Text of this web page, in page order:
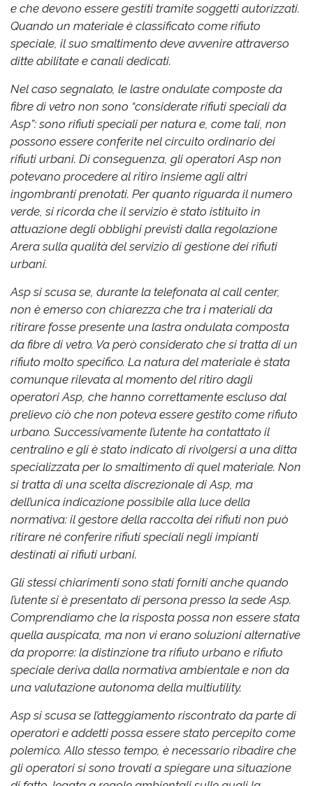
e che devono essere gestiti tramite soggetti autorizzati.
Quando un materiale è classificato come rifiuto
speciale, il suo smaltimento deve avvenire attraverso
ditte abilitate e canali dedicati.
Nel caso segnalato, le lastre ondulate composte da
fibre di vetro non sono “considerate rifiuti speciali da
Asp”: sono rifiuti speciali per natura e, come tali, non
possono essere conferite nel circuito ordinario dei
rifiuti urbani. Di conseguenza, gli operatori Asp non
potevano procedere al ritiro insieme agli altri
ingombranti prenotati. Per quanto riguarda il numero
verde, si ricorda che il servizio è stato istituito in
attuazione degli obblighi previsti dalla regolazione
Arera sulla qualità del servizio di gestione dei rifiuti
urbani.
Asp si scusa se, durante la telefonata al call center,
non è emerso con chiarezza che tra i materiali da
ritirare fosse presente una lastra ondulata composta
da fibre di vetro. Va però considerato che si tratta di un
rifiuto molto specifico. La natura del materiale è stata
comunque rilevata al momento del ritiro dagli
operatori Asp, che hanno correttamente escluso dal
prelievo ciò che non poteva essere gestito come rifiuto
urbano. Successivamente l’utente ha contattato il
centralino e gli è stato indicato di rivolgersi a una ditta
specializzata per lo smaltimento di quel materiale. Non
si tratta di una scelta discrezionale di Asp, ma
dell’unica indicazione possibile alla luce della
normativa: il gestore della raccolta dei rifiuti non può
ritirare né conferire rifiuti speciali negli impianti
destinati ai rifiuti urbani.
Gli stessi chiarimenti sono stati forniti anche quando
l’utente si è presentato di persona presso la sede Asp.
Comprendiamo che la risposta possa non essere stata
quella auspicata, ma non vi erano soluzioni alternative
da proporre: la distinzione tra rifiuto urbano e rifiuto
speciale deriva dalla normativa ambientale e non da
una valutazione autonoma della multiutility.
Asp si scusa se l’atteggiamento riscontrato da parte di
operatori e addetti possa essere stato percepito come
polemico. Allo stesso tempo, è necessario ribadire che
gli operatori si sono trovati a spiegare una situazione